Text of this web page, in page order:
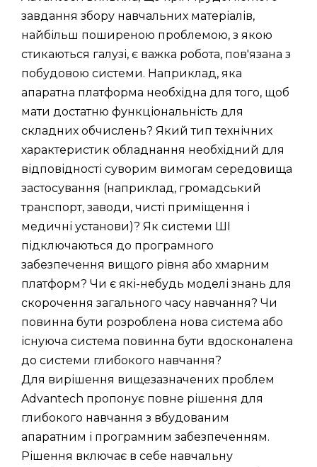
завдання збору навчальних матеріалів,
найбільш поширеною проблемою, з якою
стикаються галузі, є важка робота, пов'язана з
побудовою системи. Наприклад, яка
апаратна платформа необхідна для того, щоб
мати достатню функціональність для
складних обчислень? Який тип технічних
характеристик обладнання необхідний для
відповідності суворим вимогам середовища
застосування (наприклад, громадський
транспорт, заводи, чисті приміщення і
медичні установи)? Як системи ШІ
підключаються до програмного
забезпечення вищого рівня або хмарним
платформ? Чи є які-небудь моделі знань для
скорочення загального часу навчання? Чи
повинна бути розроблена нова система або
існуюча система повинна бути вдосконалена
до системи глибокого навчання?
Для вирішення вищезазначених проблем
Advantech пропонує повне рішення для
глибокого навчання з вбудованим
апаратним і програмним забезпеченням.
Рішення включає в себе навчальну